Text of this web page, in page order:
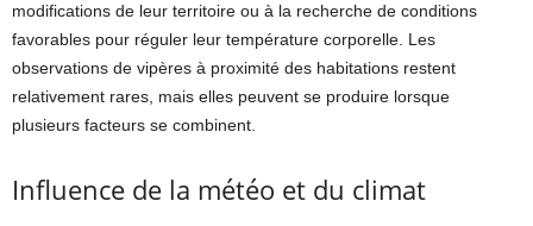
modifications de leur territoire ou à la recherche de conditions
favorables pour réguler leur température corporelle. Les
observations de vipères à proximité des habitations restent
relativement rares, mais elles peuvent se produire lorsque
plusieurs facteurs se combinent.
Influence de la météo et du climat